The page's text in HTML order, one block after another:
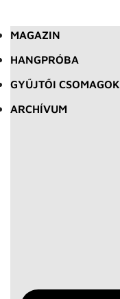
MAGAZIN
HANGPRÓBA
GYŰJTŐI CSOMAGOK
ARCHÍVUM